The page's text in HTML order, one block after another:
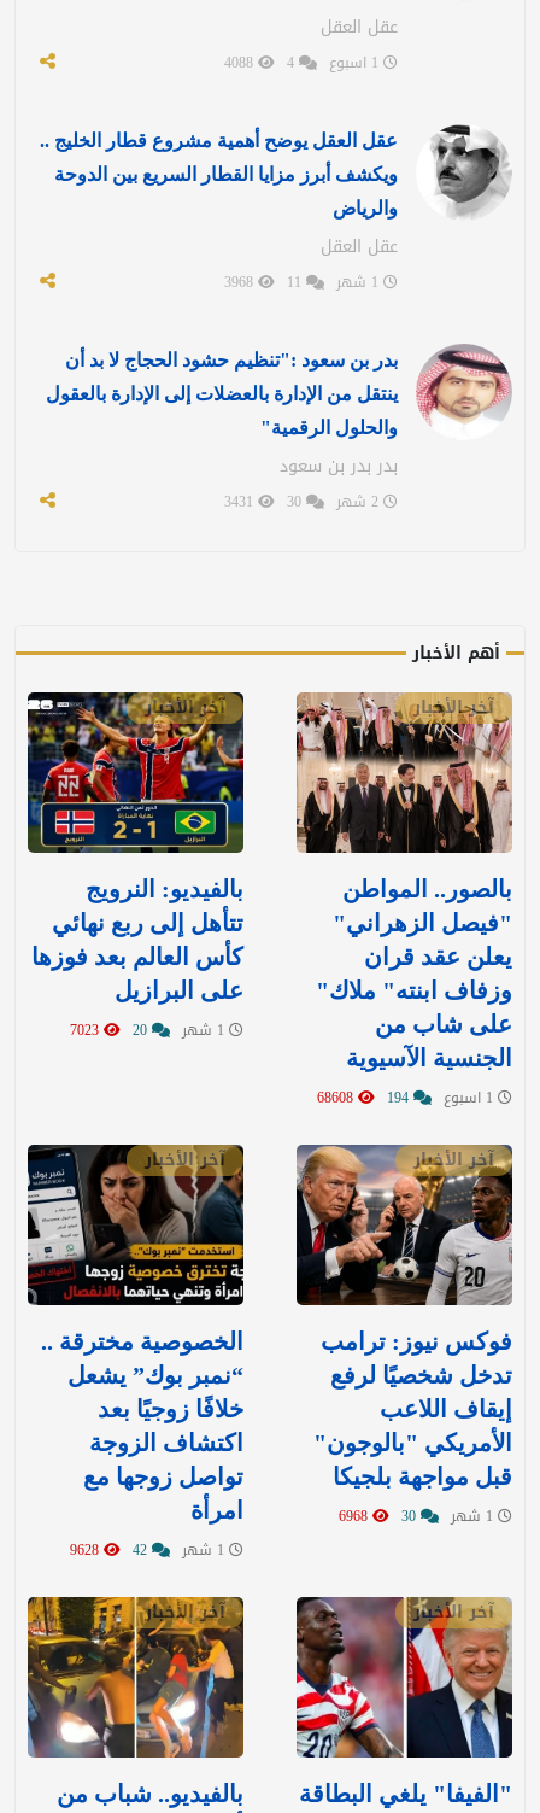
عقل العقل
عقل العقل يوضح أهمية مشروع قطار الخليج ..
ويكشف أبرز مزايا القطار السريع بين الدوحة
والرياض
عقل العقل
بدر بن سعود :"تنظيم حشود الحجاج لا بد أن
ينتقل من الإدارة بالعضلات إلى الإدارة بالعقول
والحلول الرقمية"
بدر بدر بن سعود
أهم الأخبار
آخر الأخبار
بالصور.. المواطن
"فيصل الزهراني"
يعلن عقد قران
وزفاف ابنته" ملاك"
على شاب من
الجنسية الآسيوية
آخر الأخبار
بالفيديو: ‏النرويج
تتأهل إلى ربع نهائي
كأس العالم بعد فوزها
على البرازيل
آخر الأخبار
فوكس نيوز: ترامب
تدخل شخصيًا لرفع
إيقاف اللاعب
الأمريكي "بالوجون"
قبل مواجهة بلجيكا
آخر الأخبار
الخصوصية مخترقة ..
“نمبر بوك” يشعل
خلافًا زوجيًا بعد
اكتشاف الزوجة
تواصل زوجها مع
امرأة
آخر الأخبار
"الفيفا" يلغي البطاقة
آخر الأخبار
بالفيديو.. شباب من